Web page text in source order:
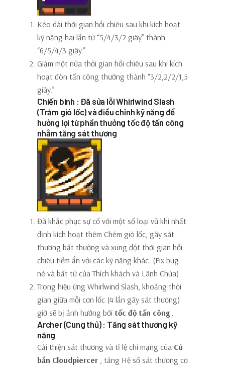
Kéo dài thời gian hồi chiêu sau khi kích hoạt
kỹ năng hai lần từ “5/4/3/2 giây” thành
“6/5/4/3 giây.”
Giảm một nửa thời gian hồi chiêu sau khi kích
hoạt đòn tấn công thường thành “3/2,2/2/1,5
giây.”
Chiến binh : Đã sửa lỗi Whirlwind Slash
(Trảm gió lốc) và điều chỉnh kỹ năng để
hưởng lợi từ phần thưởng tốc độ tấn công
nhằm tăng sát thương
Đã khắc phục sự cố với một số loại vũ khí nhất
định kích hoạt thêm Chém gió lốc, gây sát
thương bất thường và xung đột thời gian hồi
chiêu tiềm ẩn với các kỹ năng khác. (Fix bug
né và bất tử của Thích khách và Lãnh Chúa)
Trong hiệu ứng Whirlwind Slash, khoảng thời
gian giữa mỗi cơn lốc (4 lần gây sát thương)
giờ sẽ bị ảnh hưởng bởi tốc độ tấn công
Archer (Cung thủ) : Tăng sát thương kỹ
năng
Cải thiện sát thương và tỉ lệ chí mạng của Cú
bắn Cloudpiercer , tăng Hệ số sát thương cơ